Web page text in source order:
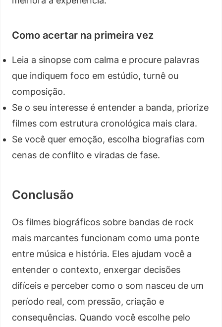
Como acertar na primeira vez
Leia a sinopse com calma e procure palavras
que indiquem foco em estúdio, turnê ou
composição.
Se o seu interesse é entender a banda, priorize
filmes com estrutura cronológica mais clara.
Se você quer emoção, escolha biografias com
cenas de conflito e viradas de fase.
Conclusão
Os filmes biográficos sobre bandas de rock
mais marcantes funcionam como uma ponte
entre música e história. Eles ajudam você a
entender o contexto, enxergar decisões
difíceis e perceber como o som nasceu de um
período real, com pressão, criação e
consequências. Quando você escolhe pelo